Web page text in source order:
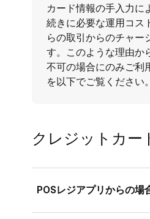
カード情報の手入力に
続きに必要な運用コス
らの取引からのチャー
す。このような理由か
不可の場合にのみご利
を以下でご覧ください。
クレジットカー
POSレジアプリからの場